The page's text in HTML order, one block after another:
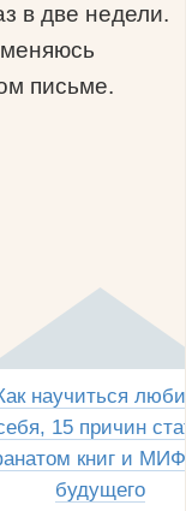
в две недели.
письме.
научиться
15 причин
книг и
будущего